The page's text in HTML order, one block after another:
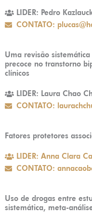
LIDER: Pedro
CONTATO:
Uma revisão
precoce no transtorno
clínicos
LIDER: Laura Chao
CONTATO:
Fatores protetores
LIDER: Anna Clara
CONTATO:
Uso de drogas entre
sistemática, meta-